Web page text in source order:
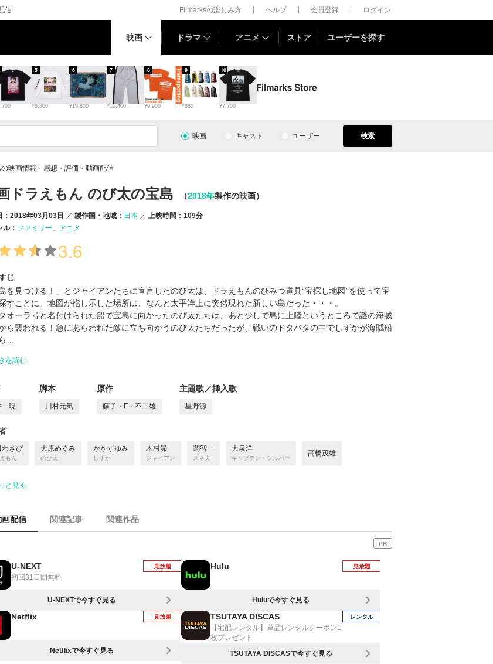
信 Filmarksの楽しみ方 ヘルプ 会員登録 ログイン
映画 ドラマ アニメ ストア ユーザーを探す
¥8,800
5
¥19,800
6
¥15,400
7
¥9,900
8
¥880
9
¥7,700
10
映画 キャスト ユーザー 検索
映画情報・感想・評価・動画配信
ドラえもん のび太の宝島 （2018年製作の映画）
：2018年03月03日 製作国・地域： 日本
上映時間：109分
ル： ファミリー アニメ
3.6
じ
島を見つける！」とジャイアンたちに宣言したのび太は、ドラえもんのひみつ道具“宝探し地図”を使って宝
すことに。地図が指し示した場所は、なんと太平洋上に突然現れた新しい島だった・・・。
オーラ号と名付けられた船で宝島に向かったのび太たちは、あと少しで島に上陸というところで謎の海賊
ら襲われる！急にあらわれた敵に立ち向かうのび太たちだったが、戦いのドタバタの中でしずかが海賊船
…
を読む
一暁
脚本
川村元気
原作
藤子・F・不二雄
主題歌／挿入歌
星野源
わさび
もん
大原めぐみ
のび太
かかずゆみ
しずか
木村昴
ジャイアン
関智一
スネ夫
大泉洋
キャプテン・シルバー
高橋茂雄
と見る
画配信 関連記事 関連作品
PR
U-NEXT
初回31日間無料
見放題
U-NEXTで今すぐ見る
Hulu 見放題
Huluで今すぐ見る
Netflix 見放題
Netflixで今すぐ見る
TSUTAYA DISCAS
【宅配レンタル】単品レンタルクーポン1
枚プレゼント
レンタル
TSUTAYA DISCASで今すぐ見る